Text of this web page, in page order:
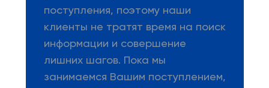
поступления, поэтому наши
клиенты не тратят время на поиск
информации и совершение
лишних шагов. Пока мы
занимаемся Вашим поступлением,